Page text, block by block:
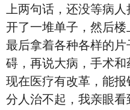
上两句话，还没等病
开了一堆单子，然后楼
最后拿着各种各样的
碍，再说大病，手术
现在医疗有改革，能
分人治不起，我亲眼